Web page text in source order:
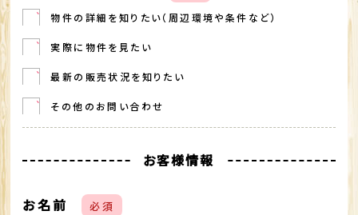
物件の詳細を知りたい（周辺環境や条件など）
実際に物件を見たい
最新の販売状況を知りたい
その他のお問い合わせ
お客様情報
お名前 必須